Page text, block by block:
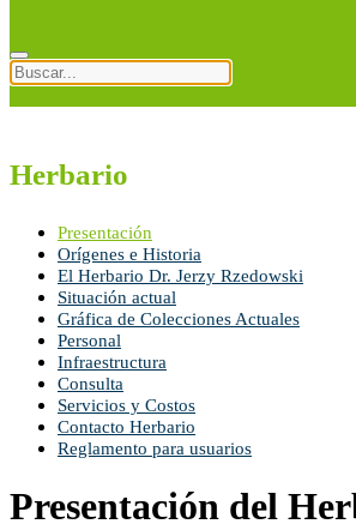
Herbario
Presentación
Orígenes e Historia
El Herbario Dr. Jerzy Rzedowski
Situación actual
Gráfica de Colecciones Actuales
Personal
Infraestructura
Consulta
Servicios y Costos
Contacto Herbario
Reglamento para usuarios
Presentación del